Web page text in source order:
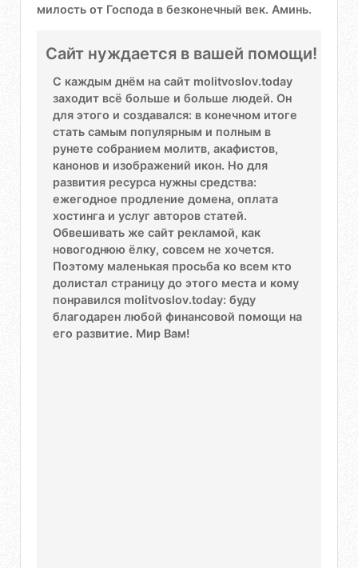
милость от Господа в безконечный век. Аминь.
Сайт нуждается в вашей помощи!
С каждым днём на сайт molitvoslov.today
заходит всё больше и больше людей. Он
для этого и создавался: в конечном итоге
стать самым популярным и полным в
рунете собранием молитв, акафистов,
канонов и изображений икон. Но для
развития ресурса нужны средства:
ежегодное продление домена, оплата
хостинга и услуг авторов статей.
Обвешивать же сайт рекламой, как
новогоднюю ёлку, совсем не хочется.
Поэтому маленькая просьба ко всем кто
долистал страницу до этого места и кому
понравился molitvoslov.today: буду
благодарен любой финансовой помощи на
его развитие. Мир Вам!